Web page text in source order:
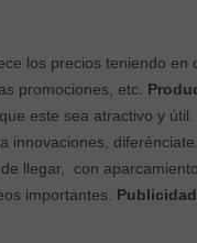
los precios teniendo en
promociones, etc.
este sea atractivo y útil.
innovaciones, diferénciate.
llegar, con
importantes.